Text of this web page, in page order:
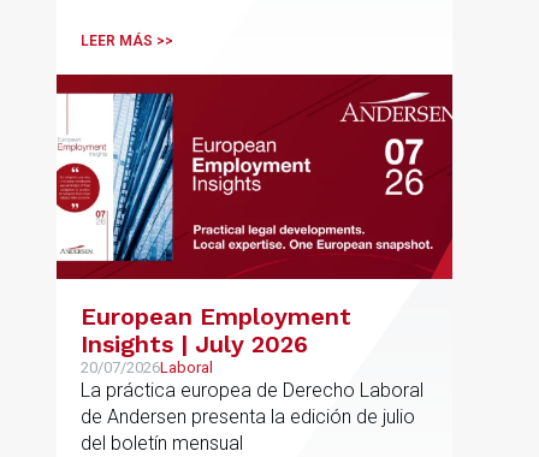
LEER MÁS >>
European Employment
Insights | July 2026
20/07/2026Laboral
La práctica europea de Derecho Laboral
de Andersen presenta la edición de julio
del boletín mensual